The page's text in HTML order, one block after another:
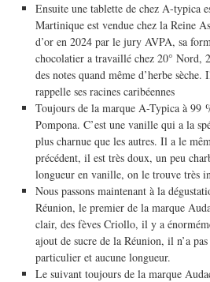
Ensuite une tablette de chez A-typica
Martinique est vendue chez la Reine
d’or en 2024 par le jury AVPA, sa
chocolatier a travaillé chez 20° Nord,
des notes quand même d’herbe
rappelle ses racines caribéennes
Toujours de la marque A-Typica à 99
Pompona. C’est une vanille qui a la
plus charnue que les autres. Il a le
précédent, il est très doux, un peu
longueur en vanille, on le trouve très
Nous passons maintenant à la
Réunion, le premier de la marque
clair, des fèves Criollo, il y a
ajout de sucre de la Réunion, il n’a
particulier et aucune longueur.
Le suivant toujours de la marque